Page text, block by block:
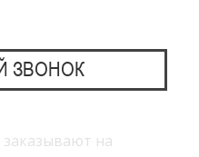
ЗВОНОК
на